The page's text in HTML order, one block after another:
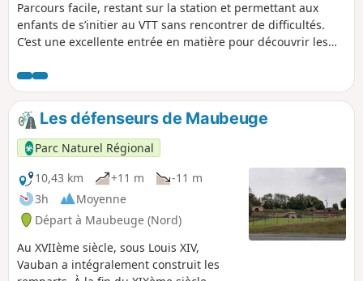
Parcours facile, restant sur la station et permettant aux
enfants de s’initier au VTT sans rencontrer de difficultés.
C’est une excellente entrée en matière pour découvrir les
vous êtes observateur et discret, vous croiserez très
certainement des oiseaux.
Les défenseurs de Maubeuge
Parc Naturel Régional
10,43 km
+11 m
-11 m
3h
Moyenne
Départ à Maubeuge (Nord)
Au XVIIème siècle, sous Louis XIV,
Vauban a intégralement construit les